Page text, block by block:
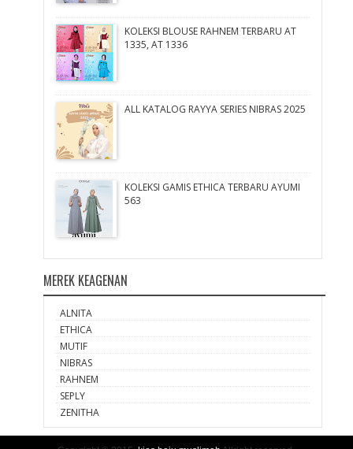
KOLEKSI BLOUSE RAHNEM TERBARU AT
1335, AT 1336
ALL KATALOG RAYYA SERIES NIBRAS 2025
KOLEKSI GAMIS ETHICA TERBARU AYUMI
563
MEREK KEAGENAN
ALNITA
ETHICA
MUTIF
NIBRAS
RAHNEM
SEPLY
ZENITHA